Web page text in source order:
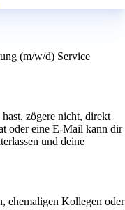
(m/w/d) Service
zögere nicht, direkt
oder eine E-Mail kann dir
und deine
ehemaligen Kollegen oder